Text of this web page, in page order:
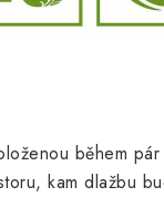
během
kam dlažbu